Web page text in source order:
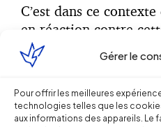
Gérer le
Pour offrir les meilleures
technologies telles que les
aux informations des appareils. Le
C’est dans ce
en réaction contre
de cassation que la
mars 2012
a introduit
en effet du rapport
BERDOATI que cette